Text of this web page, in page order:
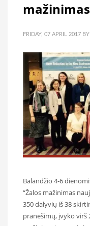
FRIDAY, 07 APRIL 2017 BY
Balandžio 4-6
“Žalos mažinimas
350 dalyvių iš 38
pranešimų, įvyko virš